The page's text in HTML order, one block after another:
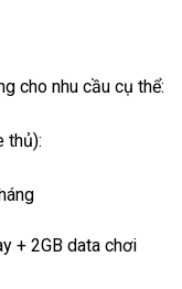
cho nhu cầu cụ thể:
thủ):
+ 2GB data chơi